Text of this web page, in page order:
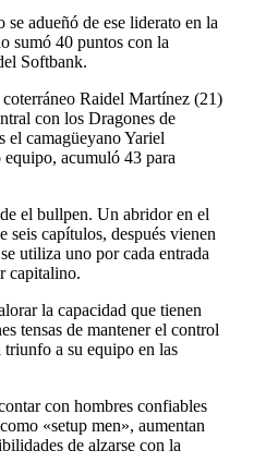
adueñó de ese liderato en la
sumó 40 puntos con la
Softbank.
coterráneo Raidel Martínez (21)
con los Dragones de
el camagüeyano Yariel
acumuló 43 para
el bullpen. Un abridor en el
seis capítulos, después vienen
utiliza uno por cada entrada
capitalino.
la capacidad que tienen
tensas de mantener el control
triunfo a su equipo en las
con hombres confiables
«setup men», aumentan
de alzarse con la